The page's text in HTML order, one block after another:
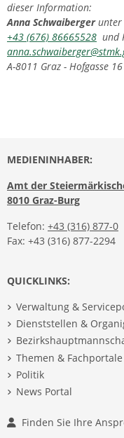
dieser Information:
Anna Schwaibergerunter
+43 (676) 86665528 und
A-8011 Graz - Hofgasse
MEDIENINHABER:
Amt der
8010 Graz-Burg
Telefon: +43 (316) 877-0
Fax: +43 (316) 877-2294
QUICKLINKS:
Verwaltung &
Dienststellen &
Themen & Fachportale
Politik
News Portal
Finden Sie Ihre